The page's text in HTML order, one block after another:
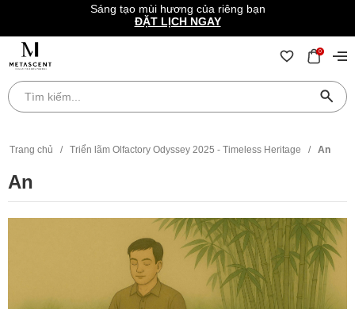
Sáng tạo mùi hương của riêng bạn
ĐẶT LỊCH NGAY
0
Trang chủ / Triển lãm Olfactory Odyssey 2025 - Timeless Heritage / An
An